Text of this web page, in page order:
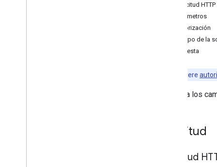
Solicitud HTTP
Parámetros
Autorización
Cuerpo de la
Respuesta
requiere
Observa los
Solicitud
Solicitud